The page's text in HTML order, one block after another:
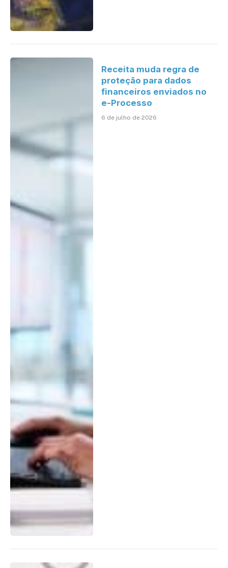
Receita muda regra de
proteção para dados
financeiros enviados no
e-Processo
6 de julho de 2026